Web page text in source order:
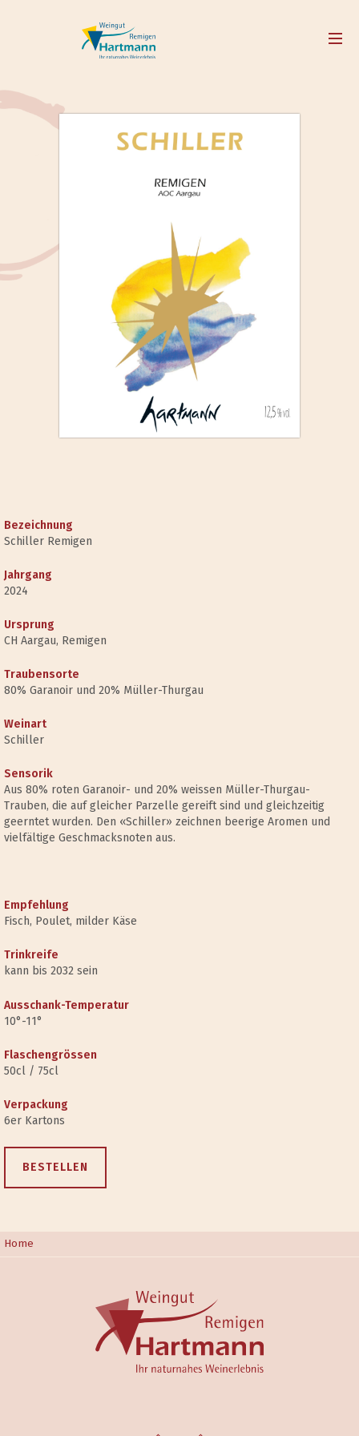
Bezeichnung
Schiller Remigen
Jahrgang
2024
Ursprung
CH Aargau, Remigen
Traubensorte
80% Garanoir und 20% Müller-Thurgau
Weinart
Schiller
Sensorik
Aus 80% roten Garanoir- und 20% weissen Müller-Thurgau-
Trauben, die auf gleicher Parzelle gereift sind und gleichzeitig
geerntet wurden. Den «Schiller» zeichnen beerige Aromen und
vielfältige Geschmacksnoten aus.
Empfehlung
Fisch, Poulet, milder Käse
Trinkreife
kann bis 2032 sein
Ausschank-Temperatur
10°-11°
Flaschengrössen
50cl / 75cl
Verpackung
6er Kartons
BESTELLEN
Home